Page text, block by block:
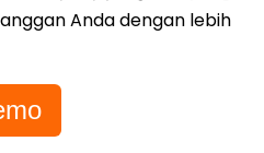
Anda dengan lebih